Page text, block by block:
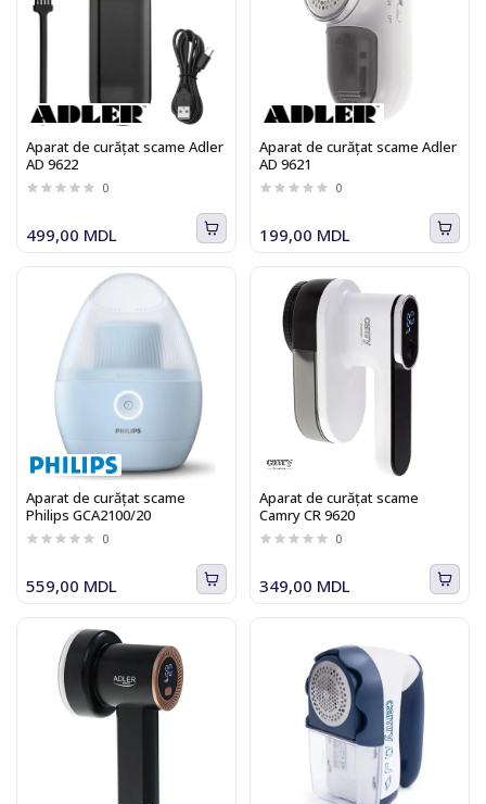
Aparat de curăţat scame Adler
AD 9622
0
499,00 MDL
Aparat de curăţat scame Adler
AD 9621
0
199,00 MDL
Aparat de curăţat scame
Philips GCA2100/20
0
559,00 MDL
Aparat de curăţat scame
Camry CR 9620
0
349,00 MDL